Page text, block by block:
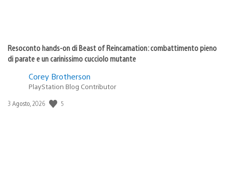
Resoconto hands-on di Beast of Reincarnation: combattimento pieno
di parate e un carinissimo cucciolo mutante
Corey Brotherson
PlayStation Blog Contributor
Data
3 Agosto, 2026 5